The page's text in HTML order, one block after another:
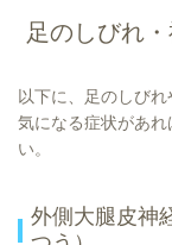
足のしびれ
以下に、足のしび
気になる症状があ
い。
外側大腿皮神